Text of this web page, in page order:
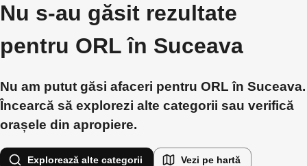
Nu s-au găsit rezultate
pentru ORL în Suceava
Nu am putut găsi afaceri pentru ORL în Suceava.
Încearcă să explorezi alte categorii sau verifică
orașele din apropiere.
Explorează alte categorii Vezi pe hartă